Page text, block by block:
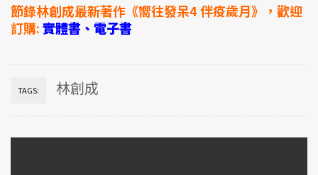
節錄林創成最新著作《嚮往發呆4 伴疫歲月》，歡迎
訂購:實體書、電子書
TAGS: 林創成